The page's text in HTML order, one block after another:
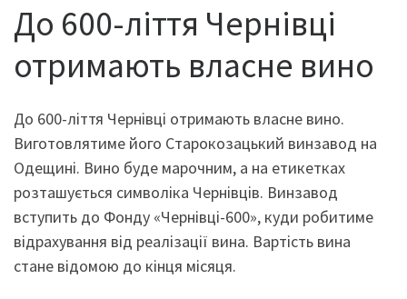
До 600-ліття Чернівці
отримають власне вино
До 600-ліття Чернівці отримають власне вино.
Виготовлятиме його Старокозацький винзавод на
Одещині. Вино буде марочним, а на етикетках
розташується символіка Чернівців. Винзавод
вступить до Фонду «Чернівці-600», куди робитиме
відрахування від реалізації вина. Вартість вина
стане відомою до кінця місяця.